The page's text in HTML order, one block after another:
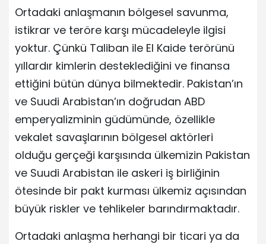
Ortadaki anlaşmanın bölgesel savunma,
istikrar ve teröre karşı mücadeleyle ilgisi
yoktur. Çünkü Taliban ile El Kaide terörünü
yıllardır kimlerin desteklediğini ve finansa
ettiğini bütün dünya bilmektedir. Pakistan’ın
ve Suudi Arabistan’ın doğrudan ABD
emperyalizminin güdümünde, özellikle
vekalet savaşlarının bölgesel aktörleri
olduğu gerçeği karşısında ülkemizin Pakistan
ve Suudi Arabistan ile askeri iş birliğinin
ötesinde bir pakt kurması ülkemiz açısından
büyük riskler ve tehlikeler barındırmaktadır.
Ortadaki anlaşma herhangi bir ticari ya da